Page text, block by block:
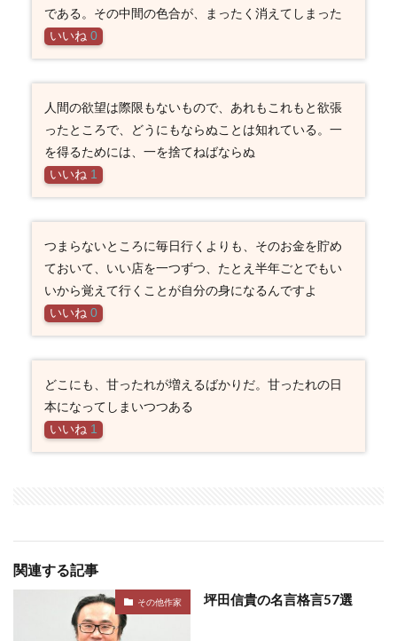
である。その中間の色合が、まったく消えてしまった
いいね 0
人間の欲望は際限もないもので、あれもこれもと欲張
ったところで、どうにもならぬことは知れている。一
を得るためには、一を捨てねばならぬ
いいね 1
つまらないところに毎日行くよりも、そのお金を貯め
ておいて、いい店を一つずつ、たとえ半年ごとでもい
いから覚えて行くことが自分の身になるんですよ
いいね 0
どこにも、甘ったれが増えるばかりだ。甘ったれの日
本になってしまいつつある
いいね 1
関連する記事
その他作家 坪田信貴の名言格言57選